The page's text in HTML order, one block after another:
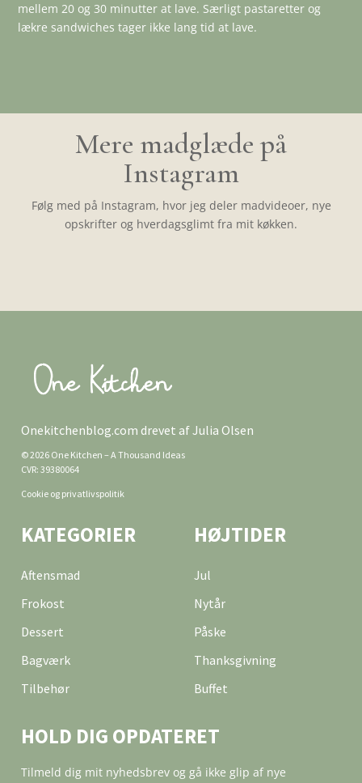
mellem 20 og 30 minutter at lave. Særligt pastaretter og
lækre sandwiches tager ikke lang tid at lave.
Mere madglæde på
Instagram
Følg med på Instagram, hvor jeg deler madvideoer, nye
opskrifter og hverdagsglimt fra mit køkken.
Onekitchenblog.com drevet af Julia Olsen
© 2026 One Kitchen – A Thousand Ideas
CVR: 39380064
Cookie og privatlivspolitik
KATEGORIER
Aftensmad
Frokost
Dessert
Bagværk
Tilbehør
HØJTIDER
Jul
Nytår
Påske
Thanksgivning
Buffet
HOLD DIG OPDATERET
Tilmeld dig mit nyhedsbrev og gå ikke glip af nye